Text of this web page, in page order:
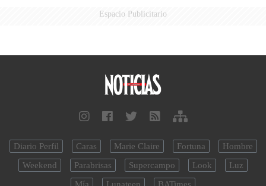
Espacio Publicitario
Diario Perfil Caras Marie Claire Fortuna
Hombre
Weekend
Parabrisas Supercampo Look
Luz